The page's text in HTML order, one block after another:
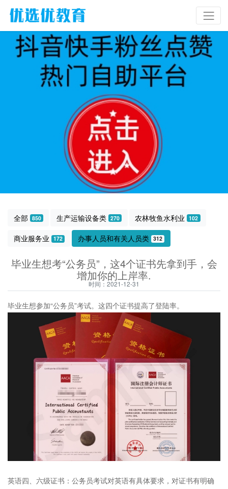
全部 850 生产运输设备类 270 农林牧鱼水利业 102
商业服务业 172 办事人员和有关人员类 312
毕业生想考“公务员”，这4个证书先拿到手，会
增加你的上岸率‍‍‍‍‍.
时间：2021-12-31
毕业生想参加“公务员”考试。这四个证书提高了登陆率。
英语四、六级证书：公务员考试对英语有具体要求，对证书有明确